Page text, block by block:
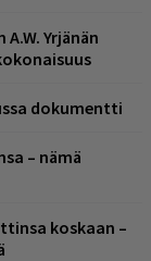
Yrjänän
dokumentti
– nämä
koskaan –